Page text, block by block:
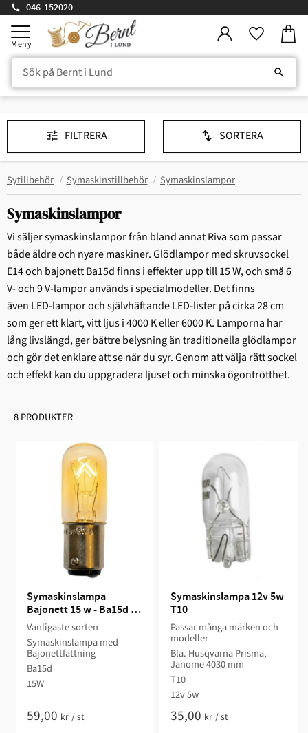
Meny
046-152020
Sytillbehör Symaskinstillbehör Symaskinslampor
Symaskinslampor
Vi säljer symaskinslampor från bland annat Riva som passar
både äldre och nyare maskiner. Glödlampor med skruvsockel
E14 och bajonett Ba15d finns i effekter upp till 15 W, och små 6
V‑ och 9 V‑lampor används i specialmodeller. Det finns
även LED‑lampor och självhäftande LED‑lister på cirka 28 cm
som ger ett klart, vitt ljus i 4000 K eller 6000 K. Lamporna har
lång livslängd, ger bättre belysning än traditionella glödlampor
och gör det enklare att se när du syr. Genom att välja rätt sockel
och effekt kan du uppgradera ljuset och minska ögontrötthet.
8 PRODUKTER
FILTRERA SORTERA
Symaskinslampa
Bajonett 15 w - Ba15d -
Riva
Vanligaste sorten
Symaskinslampa med
Bajonettfattning
Ba15d
15W
59,00 kr /st
Symaskinslampa 12v 5w
T10
Passar många märken och
modeller
Bla. Husqvarna Prisma,
Janome 4030 mm
T10
12v 5w
35,00 kr /st